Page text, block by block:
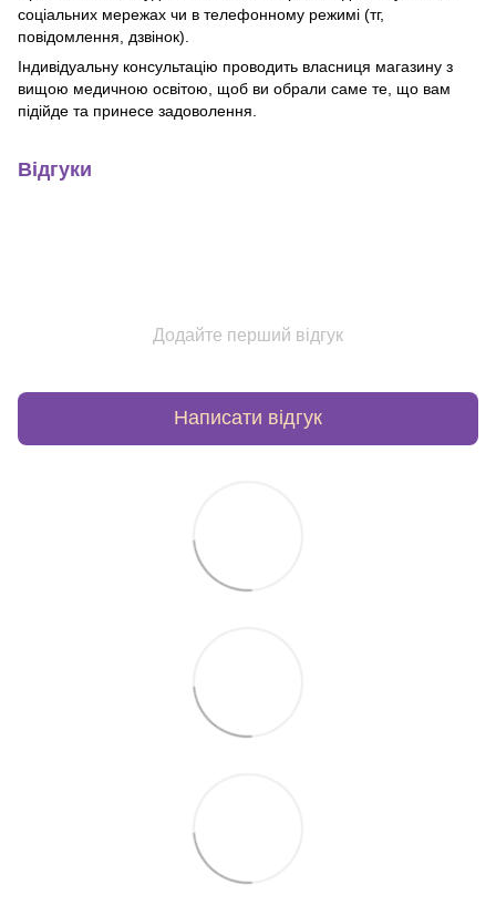
соціальних мережах чи в телефонному режимі (тг,
повідомлення, дзвінок).
Індивідуальну консультацію проводить власниця магазину з
вищою медичною освітою, щоб ви обрали саме те, що вам
підійде та принесе задоволення.
Відгуки
Додайте перший відгук
Написати відгук